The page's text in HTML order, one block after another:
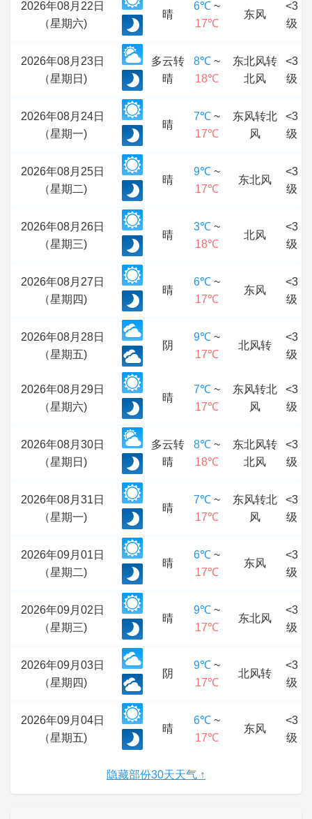
2026年08月22日
（星期六)
晴
6℃ ~
17℃
东风
<3
级
2026年08月23日
（星期日)
多云转
晴
8℃ ~
18℃
东北风转
北风
<3
级
2026年08月24日
（星期一)
晴
7℃ ~
17℃
东风转北
风
<3
级
2026年08月25日
（星期二)
晴
9℃ ~
17℃
东北风
<3
级
2026年08月26日
（星期三)
晴
3℃ ~
18℃
北风
<3
级
2026年08月27日
（星期四)
晴
6℃ ~
17℃
东风
<3
级
2026年08月28日
（星期五)
阴
9℃ ~
17℃
北风转
<3
级
2026年08月29日
（星期六)
晴
7℃ ~
17℃
东风转北
风
<3
级
2026年08月30日
（星期日)
多云转
晴
8℃ ~
18℃
东北风转
北风
<3
级
2026年08月31日
（星期一)
晴
7℃ ~
17℃
东风转北
风
<3
级
2026年09月01日
（星期二)
晴
6℃ ~
17℃
东风
<3
级
2026年09月02日
（星期三)
晴
9℃ ~
17℃
东北风
<3
级
2026年09月03日
（星期四)
阴
9℃ ~
17℃
北风转
<3
级
2026年09月04日
（星期五)
晴
6℃ ~
17℃
东风
<3
级
隐藏部份30天天气 ↑